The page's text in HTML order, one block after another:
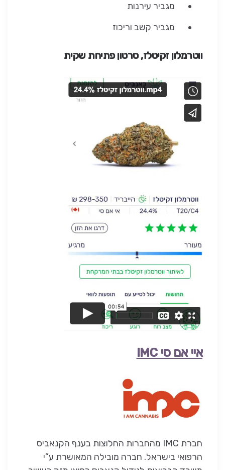
מגביר עירנות
מגביר קשב וריכוז
ווטרמלון זקיטלז, סרטון פתיחת שקית
איי אם סי IMC
חברת IMC מהחברות החלוצות בענף הקנאביס
הרפואי בישראל. חברה מובילה המאושרת ע”י